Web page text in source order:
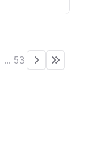
... 53